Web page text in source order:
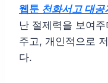
웹툰 천화서고 대공
난 절제력을 보여
주고, 개인적으로
다.